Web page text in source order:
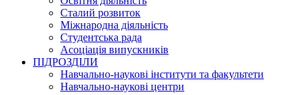
Сталий розвиток
Міжнародна діяльність
Студентська рада
Асоціація випускників
ПІДРОЗДІЛИ
Навчально-наукові інститути та факультети
Навчально-наукові центри